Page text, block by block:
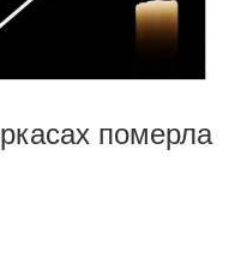
померла